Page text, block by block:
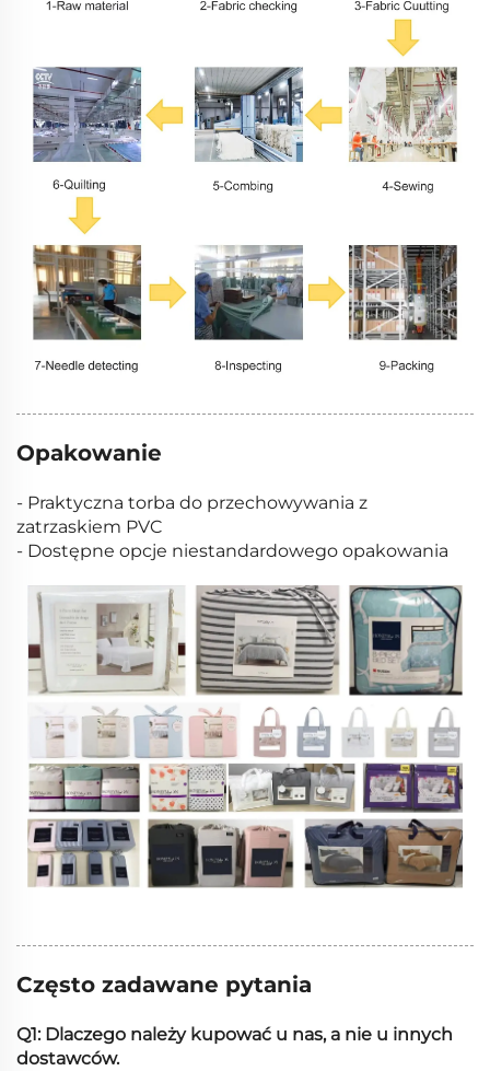
Opakowanie
- Praktyczna torba do przechowywania z
zatrzaskiem PVC
- Dostępne opcje niestandardowego opakowania
Często zadawane pytania
Q1: Dlaczego należy kupować u nas, a nie u innych
dostawców.